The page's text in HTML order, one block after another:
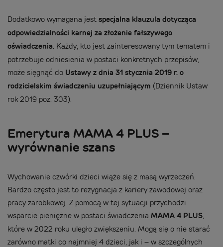
Dodatkowo wymagana jest specjalna klauzula dotycząca
odpowiedzialności karnej za złożenie fałszywego
oświadczenia. Każdy, kto jest zainteresowany tym tematem i
potrzebuje odniesienia w postaci konkretnych przepisów,
może sięgnąć do Ustawy z dnia 31 stycznia 2019 r. o
rodzicielskim świadczeniu uzupełniającym (Dziennik Ustaw
rok 2019 poz. 303).
Emerytura MAMA 4 PLUS –
wyrównanie szans
Wychowanie czwórki dzieci wiąże się z masą wyrzeczeń.
Bardzo często jest to rezygnacja z kariery zawodowej oraz
pracy zarobkowej. Z pomocą w tej sytuacji przychodzi
wsparcie pieniężne w postaci świadczenia MAMA 4 PLUS,
które w 2022 roku uległo zwiększeniu. Mogą się o nie starać
zarówno matki co najmniej 4 dzieci, jak i – w szczególnych